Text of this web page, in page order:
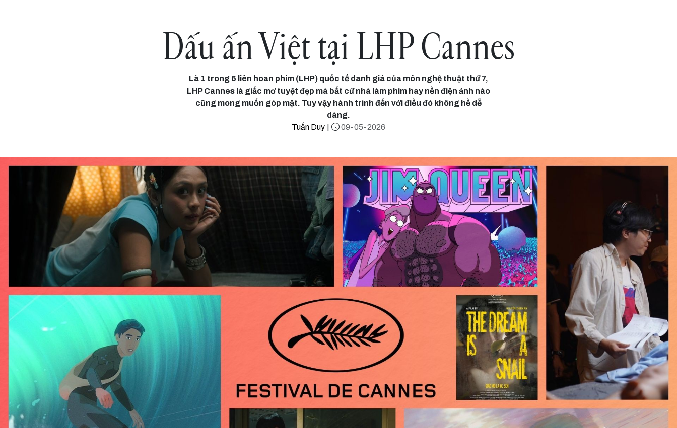
Dấu ấn Việt tại LHP Cannes
Là 1 trong 6 liên hoan phim (LHP) quốc tế danh giá của môn nghệ thuật thứ 7,
LHP Cannes là giấc mơ tuyệt đẹp mà bất cứ nhà làm phim hay nền điện ảnh nào
cũng mong muốn góp mặt. Tuy vậy hành trình đến với điều đó không hề dễ
dàng.
Tuấn Duy
09-05-2026